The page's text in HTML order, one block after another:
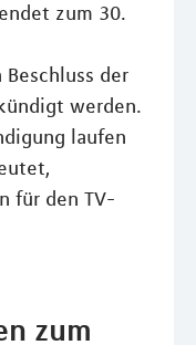
zum 30.
der
werden.
laufen
für den TV-
zum